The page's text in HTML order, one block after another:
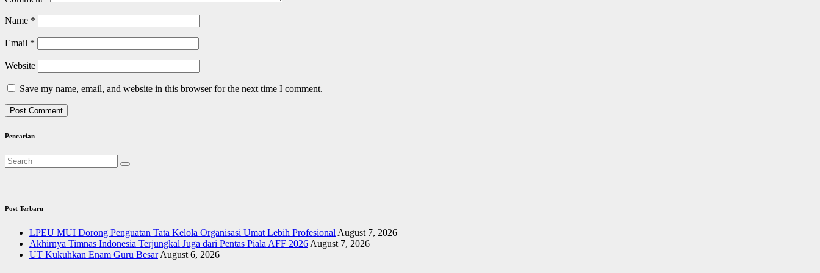
Name *
Email *
Website
Save my name, email, and website in this browser for the next time I comment.
Pencarian
Post Terbaru
LPEU MUI Dorong Penguatan Tata Kelola Organisasi Umat Lebih Profesional August 7, 2026
Akhirnya Timnas Indonesia Terjungkal Juga dari Pentas Piala AFF 2026 August 7, 2026
UT Kukuhkan Enam Guru Besar August 6, 2026